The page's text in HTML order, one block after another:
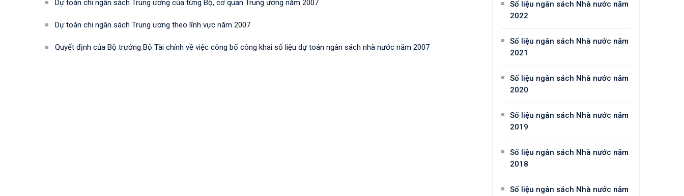
Dự toán chi ngân sách Trung ương của từng Bộ, cơ quan Trung ương năm 2007
Dự toán chi ngân sách Trung ương theo lĩnh vực năm 2007
Quyết định của Bộ trưởng Bộ Tài chính về việc công bố công khai số liệu dự toán ngân sách nhà nước năm 2007
Số liệu ngân sách Nhà nước năm
2022
Số liệu ngân sách Nhà nước năm
2021
Số liệu ngân sách Nhà nước năm
2020
Số liệu ngân sách Nhà nước năm
2019
Số liệu ngân sách Nhà nước năm
2018
Số liệu ngân sách Nhà nước năm